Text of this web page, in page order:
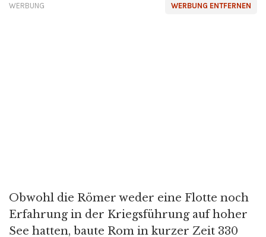
WERBUNG ENTFERNEN
WERBUNG
Obwohl die Römer weder eine Flotte noch
Erfahrung in der Kriegsführung auf hoher
See hatten, baute Rom in kurzer Zeit 330